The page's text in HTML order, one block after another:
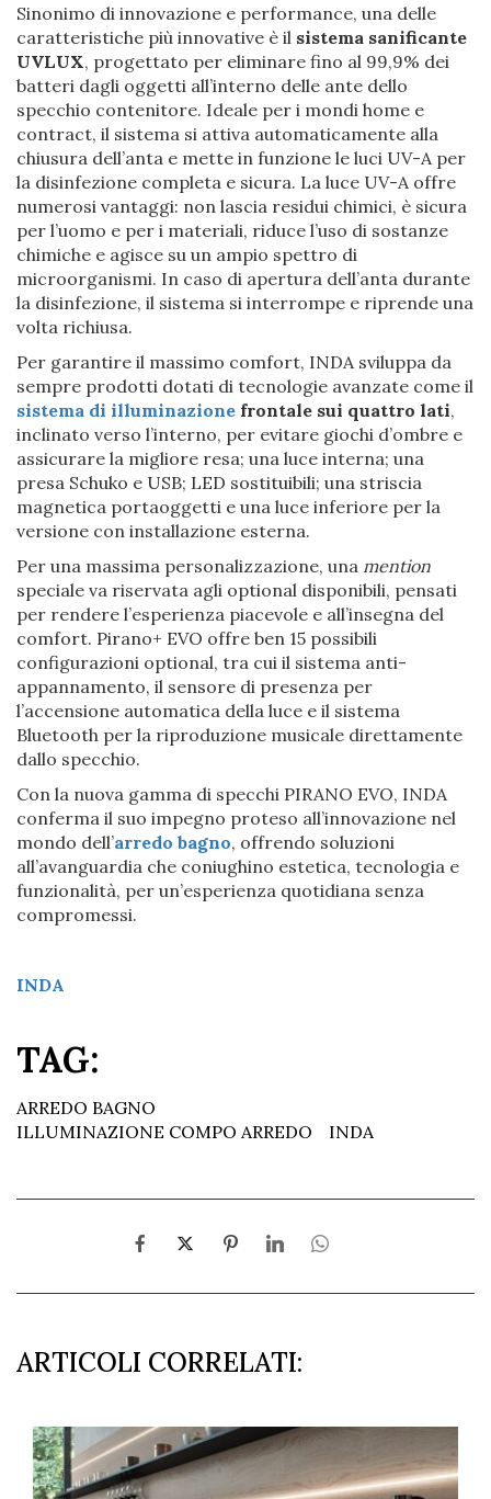
Sinonimo di innovazione e performance, una delle
caratteristiche più innovative è il sistema sanificante
UVLUX, progettato per eliminare fino al 99,9% dei
batteri dagli oggetti all’interno delle ante dello
specchio contenitore. Ideale per i mondi home e
contract, il sistema si attiva automaticamente alla
chiusura dell’anta e mette in funzione le luci UV-A per
la disinfezione completa e sicura. La luce UV-A offre
numerosi vantaggi: non lascia residui chimici, è sicura
per l’uomo e per i materiali, riduce l’uso di sostanze
chimiche e agisce su un ampio spettro di
microorganismi. In caso di apertura dell’anta durante
la disinfezione, il sistema si interrompe e riprende una
volta richiusa.
Per garantire il massimo comfort, INDA sviluppa da
sempre prodotti dotati di tecnologie avanzate come il
sistema di illuminazione frontale sui quattro lati,
inclinato verso l’interno, per evitare giochi d’ombre e
assicurare la migliore resa; una luce interna; una
presa Schuko e USB; LED sostituibili; una striscia
magnetica portaoggetti e una luce inferiore per la
versione con installazione esterna.
Per una massima personalizzazione, una mention
speciale va riservata agli optional disponibili, pensati
per rendere l’esperienza piacevole e all’insegna del
comfort. Pirano+ EVO offre ben 15 possibili
configurazioni optional, tra cui il sistema anti-
appannamento, il sensore di presenza per
l’accensione automatica della luce e il sistema
Bluetooth per la riproduzione musicale direttamente
dallo specchio.
Con la nuova gamma di specchi PIRANO EVO, INDA
conferma il suo impegno proteso all’innovazione nel
mondo dell’arredo bagno, offrendo soluzioni
all’avanguardia che coniughino estetica, tecnologia e
funzionalità, per un’esperienza quotidiana senza
compromessi.
INDA
TAG:
ARREDO BAGNO
ILLUMINAZIONE COMPO ARREDO
INDA
ARTICOLI CORRELATI: